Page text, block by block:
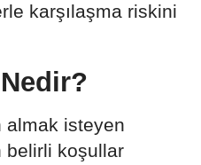
karşılaşma riskini
almak isteyen
belirli koşullar